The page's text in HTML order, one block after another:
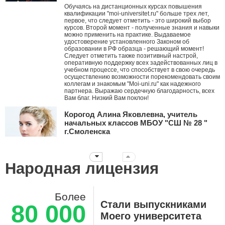
Обучаясь на дистанционных курсах повышения
квалификации "moi-universitet.ru" больше трех лет,
первое, что следует отметить - это широкий выбор
курсов. Второй момент - полученные знания и навыки
можно применить на практике. Выдаваемое
удостоверение установленного Законом об
образовании в РФ образца - решающий момент!
Следует отметить также позитивный настрой,
оперативную поддержку всех задействованных лиц в
учебном процессе, что способствует в свою очередь
осуществлению возможности порекомендовать своим
коллегам и знакомым "Moi-uni.ru" как надежного
партнера. Выражаю сердечную благодарность, всех
Вам благ. Низкий Вам поклон!
Корогод Алина Яковлевна, учитель
начальных классов МБОУ "СШ № 28 "
г.Смоленска
года. Это ты мне первым рассказал про АМО и я их
стала внедрять в работу, вводя в ступор коллег. За
эти годы нашей дружбы ты давал мне креативные
идеи, заставлял думать, двигаться дальше
учителей объединяет крыша твоего университета!!!
Суханова Светлана Вячеславовна,
воспитатель ДО-2, ГБОУ Школа №657 г.
Народная лицензия
Более
80 000
Стали выпускниками
Моего университета